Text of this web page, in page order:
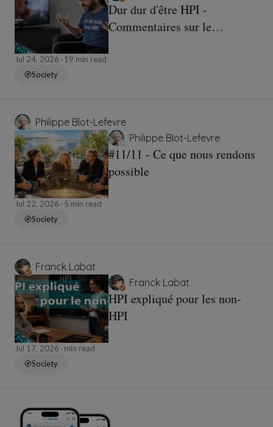
Dur dur d'être HPI -
Commentaires sur le
Jul 24, 2026
19 min read
Society
Philippe Blot-Lefevre
Philippe Blot-Lefevre
#11/11 - Ce que nous rendons
possible
Jul 22, 2026
5 min read
Society
Franck Labat
Franck Labat
HPI expliqué pour les non-
HPI
Jul 17, 2026
min read
Society